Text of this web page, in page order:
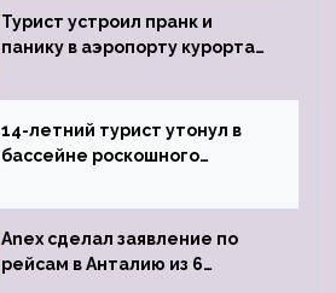
Турист устроил пранк и
панику в аэропорту курорта,
задержке рейса
14-летний турист утонул в
бассейне роскошного
Anex сделал заявление по
рейсам в Анталию из 6